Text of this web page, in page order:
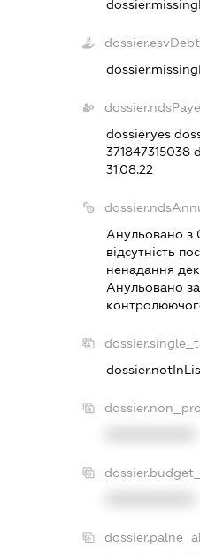
dossier.esvDebt
dossier.yes
371847315038
31.08.22
Анульовано з
вiдсутнiсть
ненадання
Анульовано